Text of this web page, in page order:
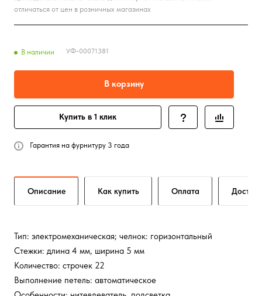
отличаться от цен в розничных магазинах
В наличии УФ-00071381
В корзину
Купить в 1 клик
Гарантия на фурнитуру 3 года
Описание Как купить Оплата
Тип: электромеханическая; челнок: горизонтальный
Стежки: длина 4 мм, ширина 5 мм
Количество: строчек 22
Выполнение петель: автоматическое